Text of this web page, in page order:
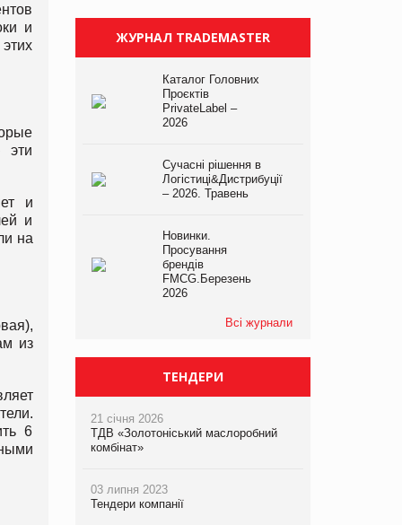
и
эти
и
и
на
из
6
ЖУРНАЛ TRADEMASTER
Каталог Головних
Проєктів
PrivateLabel –
2026
Сучасні рішення в
Логістиці&Дистрибуції
– 2026. Травень
Новинки.
Просування
брендів
FMCG.Березень
2026
Всі журнали
ТЕНДЕРИ
21 січня 2026
ТДВ «Золотоніський маслоробний
комбінат»
03 липня 2023
Тендери компанії